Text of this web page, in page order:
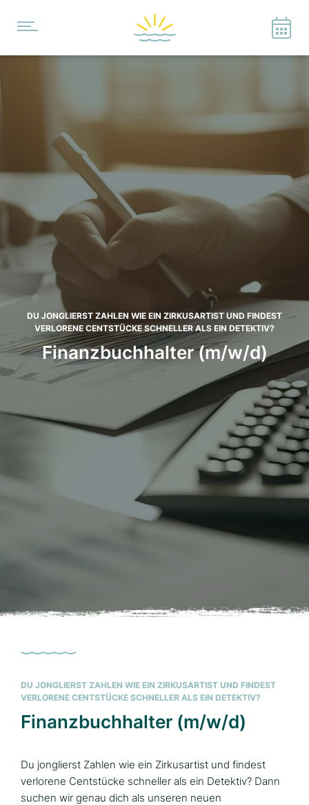
DU JONGLIERST ZAHLEN WIE EIN ZIRKUSARTIST UND FINDEST
VERLORENE CENTSTÜCKE SCHNELLER ALS EIN DETEKTIV?
Finanzbuchhalter (m/w/d)
DU JONGLIERST ZAHLEN WIE EIN ZIRKUSARTIST UND FINDEST
VERLORENE CENTSTÜCKE SCHNELLER ALS EIN DETEKTIV?
Finanzbuchhalter (m/w/d)
Du jonglierst Zahlen wie ein Zirkusartist und findest
verlorene Centstücke schneller als ein Detektiv? Dann
suchen wir genau dich als unseren neuen